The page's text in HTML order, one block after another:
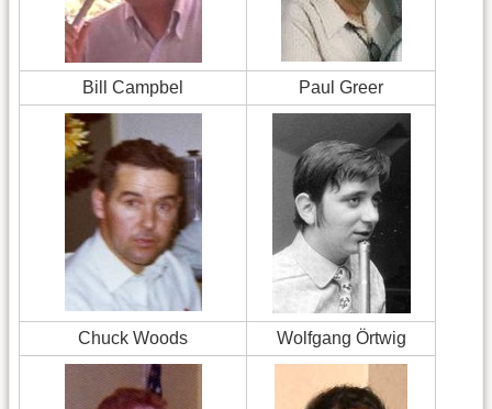
Bill Campbel Paul Greer
Chuck Woods Wolfgang Örtwig